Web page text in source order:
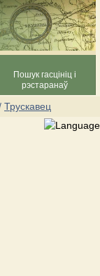
Пошук гасцініц і
рэстаранаў
Трускавец